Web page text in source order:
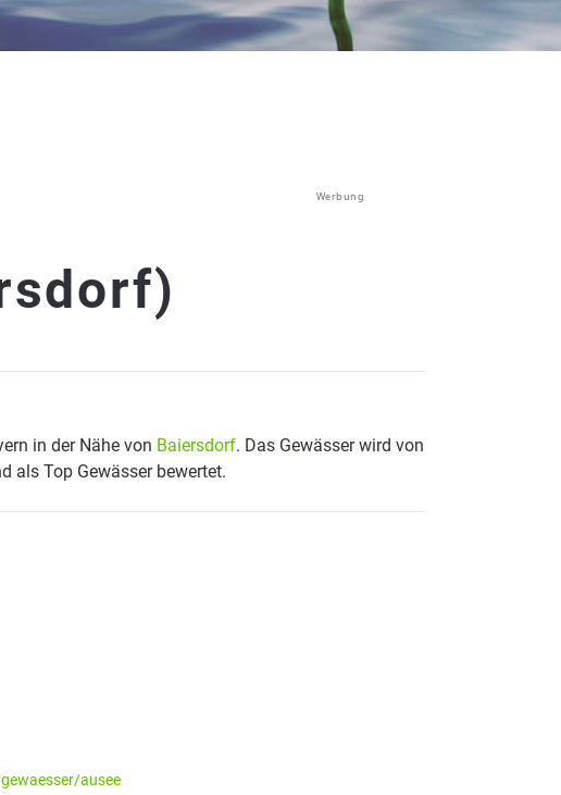
Werbung
in der Nähe von Baiersdorf. Das Gewässer wird von
als Top Gewässer bewertet.
ausee